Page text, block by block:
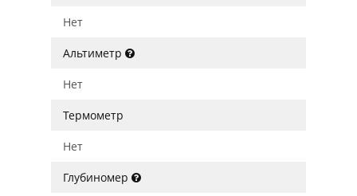
Нет
Альтиметр
Нет
Термометр
Нет
Глубиномер